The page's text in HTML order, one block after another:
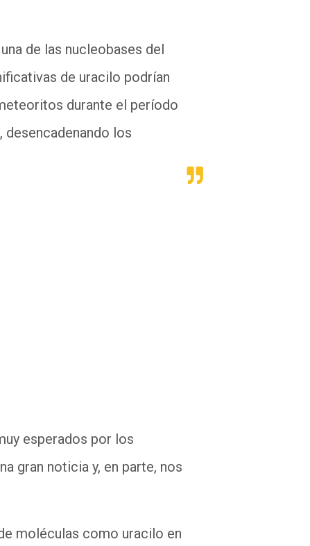
de las nucleobases del
de uracilo podrían
durante el período
desencadenando los
esperados por los
gran noticia y, en parte, nos
moléculas como uracilo en